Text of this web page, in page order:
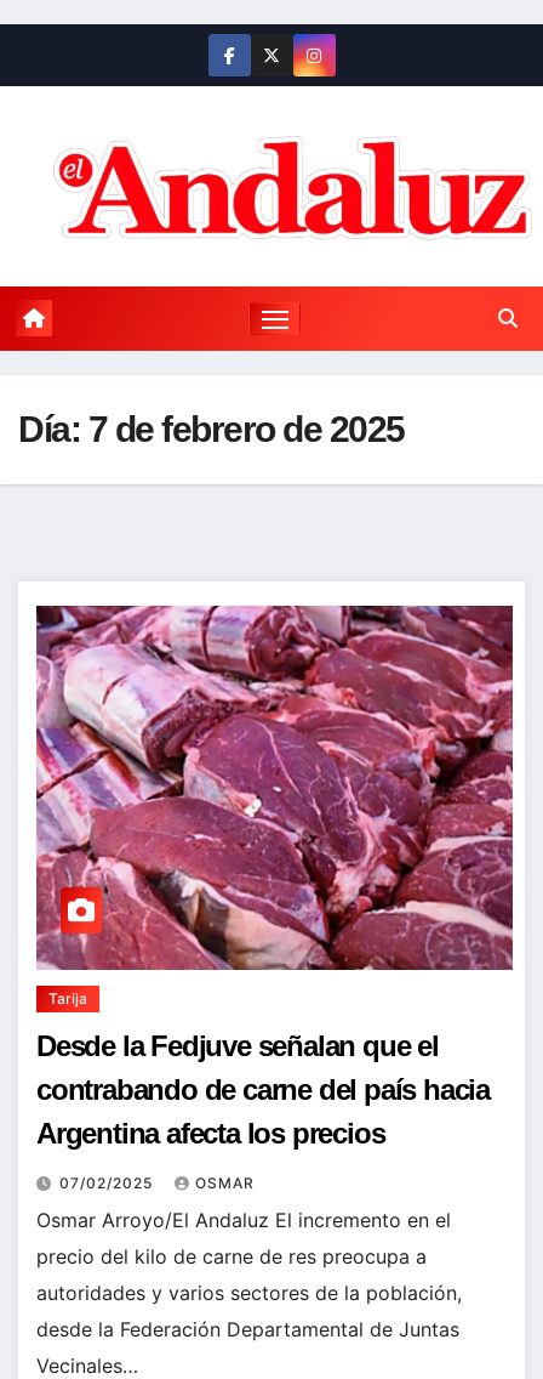
contenido
Día: 7 de febrero de 2025
Tarija
Desde la Fedjuve señalan que el
contrabando de carne del país hacia
Argentina afecta los precios
07/02/2025 OSMAR
Osmar Arroyo/El Andaluz El incremento en el
precio del kilo de carne de res preocupa a
autoridades y varios sectores de la población,
desde la Federación Departamental de Juntas
Vecinales…